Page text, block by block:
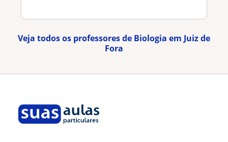
Veja todos os professores de Biologia em Juiz de
Fora